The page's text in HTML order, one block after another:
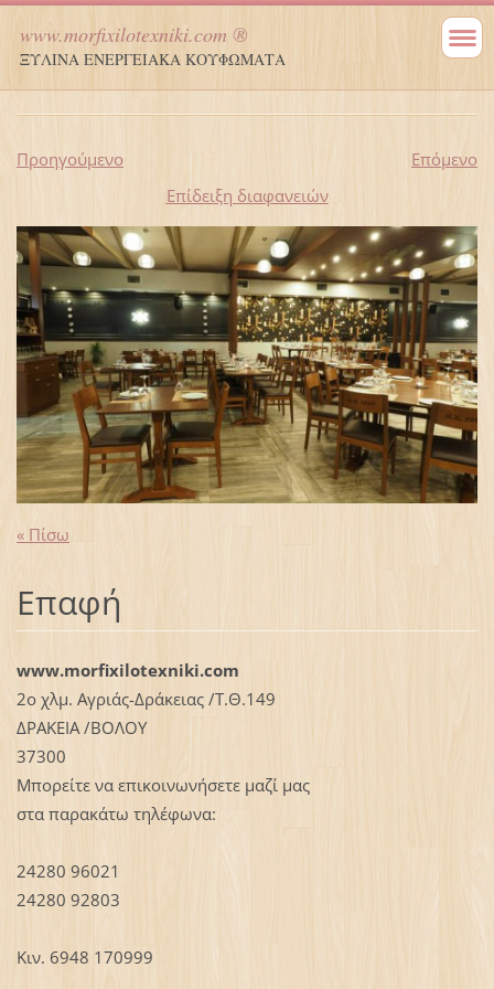
www.morfixilotexniki.com ®
ΞΥΛΙΝΑ ΕΝΕΡΓΕΙΑΚΑ ΚΟΥΦΩΜΑΤΑ
Προηγούμενο
Επόμενο
Επίδειξη διαφανειών
« Πίσω
Επαφή
www.morfixilotexniki.com
2ο χλμ. Αγριάς-Δράκειας /Τ.Θ.149
ΔΡΑΚΕΙΑ /ΒΟΛΟΥ
37300
Μπορείτε να επικοινωνήσετε μαζί μας
στα παρακάτω τηλέφωνα:
24280 96021
24280 92803
Κιν. 6948 170999